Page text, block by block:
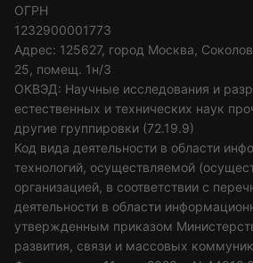
ОГРН
1232900001773
Адрес: 125627, город Москва,
25, помещ. 1н/3
ОКВЭД: Научные исследования и
естественных и технических наук
другие группировки (72.19.9)
Код вида деятельности в области
технологий, осуществляемой
организацией, в соответствии с
деятельности в области
утвержденным приказом
развития, связи и массовых